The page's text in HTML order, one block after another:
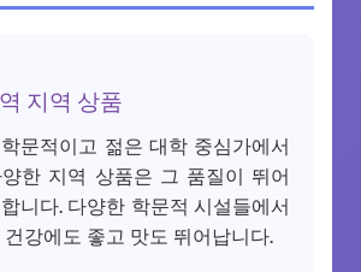
지역 상품
문적이고 젊은 대학 중심가에서
한 지역 상품은 그 품질이 뛰어
니다. 다양한 학문적 시설들에서
강에도 좋고 맛도 뛰어납니다.